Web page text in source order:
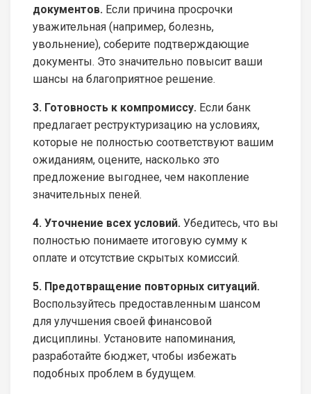
документов. Если причина просрочки
уважительная (например, болезнь,
увольнение), соберите подтверждающие
документы. Это значительно повысит ваши
шансы на благоприятное решение.
3. Готовность к компромиссу. Если банк
предлагает реструктуризацию на условиях,
которые не полностью соответствуют вашим
ожиданиям, оцените, насколько это
предложение выгоднее, чем накопление
значительных пеней.
4. Уточнение всех условий. Убедитесь, что вы
полностью понимаете итоговую сумму к
оплате и отсутствие скрытых комиссий.
5. Предотвращение повторных ситуаций.
Воспользуйтесь предоставленным шансом
для улучшения своей финансовой
дисциплины. Установите напоминания,
разработайте бюджет, чтобы избежать
подобных проблем в будущем.